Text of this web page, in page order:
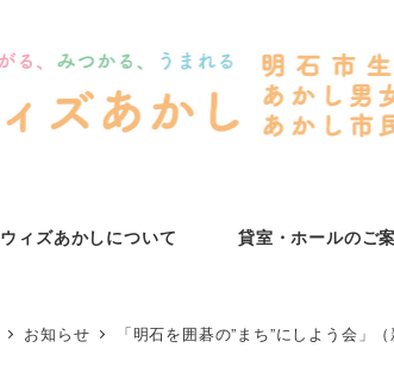
ウィズあかしについて 貸室・ホールのご
お知らせ 「明石を囲碁の”まち”にしよう会